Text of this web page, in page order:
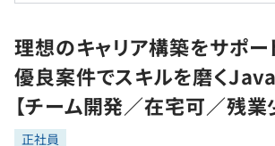
転職成功ガイド
転職エージェント
インタビュー
転職成功ガイド
新卒就活
求人検索
本選考
インターン
学習
問題集
プログラミング言語
ゲーム・マンガ
理想のキャリア構築をサポ
優良案件でスキルを磨く
【チーム開発／在宅可／残業
正社員